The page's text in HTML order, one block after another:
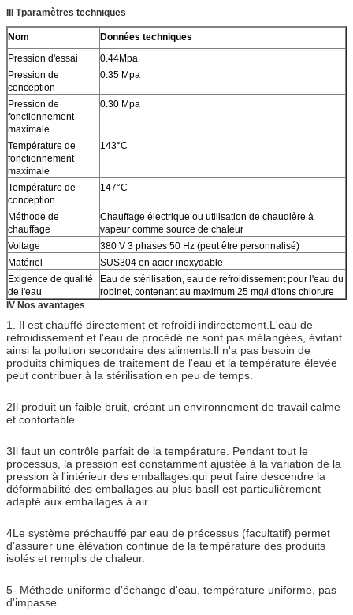
III Tparamètres techniques
Nom
Données techniques
Pression d'essai
0.44Mpa
Pression de
conception
0.35 Mpa
Pression de
fonctionnement
maximale
0.30 Mpa
Température de
fonctionnement
maximale
143°C
Température de
conception
147°C
Méthode de
chauffage
Chauffage électrique ou utilisation de chaudière à
vapeur comme source de chaleur
Voltage
380 V 3 phases 50 Hz (peut être personnalisé)
Matériel
SUS304 en acier inoxydable
Exigence de qualité
de l'eau
Eau de stérilisation, eau de refroidissement pour l'eau du
robinet, contenant au maximum 25 mg/l d'ions chlorure
IV Nos avantages
1. Il est chauffé directement et refroidi indirectement.L'eau de
refroidissement et l'eau de procédé ne sont pas mélangées, évitant
ainsi la pollution secondaire des aliments.Il n'a pas besoin de
produits chimiques de traitement de l'eau et la température élevée
peut contribuer à la stérilisation en peu de temps.
2Il produit un faible bruit, créant un environnement de travail calme
et confortable.
3Il faut un contrôle parfait de la température. Pendant tout le
processus, la pression est constamment ajustée à la variation de la
pression à l'intérieur des emballages.qui peut faire descendre la
déformabilité des emballages au plus basIl est particulièrement
adapté aux emballages à air.
4Le système préchauffé par eau de précessus (facultatif) permet
d'assurer une élévation continue de la température des produits
isolés et remplis de chaleur.
5- Méthode uniforme d'échange d'eau, température uniforme, pas
d'impasse